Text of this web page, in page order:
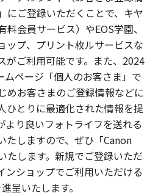
にご登録いただくことで、キヤ
会員サービス）やEOS学園、
ップ、プリント枚ルサービスな
がご利用可能です。また、2024
ムページ「個人のお客さま」で
めお客さまのご登録情報などに
ひとりに最適化された情報を提
より良いフォトライフを送れる
たしますので、ぜひ「Canon
たします。新規でご登録いただ
ンショップでご利用いただける
呈いたします。